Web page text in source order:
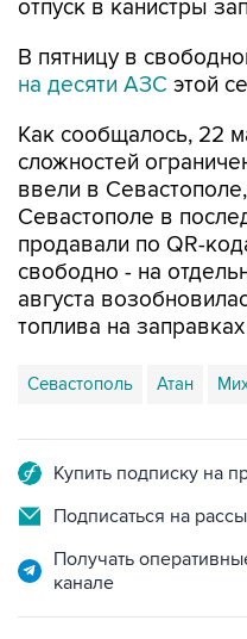
отпуск в канистры
В пятницу в
на десяти АЗС этой
Как сообщалось, 22
сложностей
ввели в
Севастополе в
продавали по QR-
свободно - на
августа
топлива на
Севастополь Атан
Купить подписку на
Подписаться на
Получать
канале